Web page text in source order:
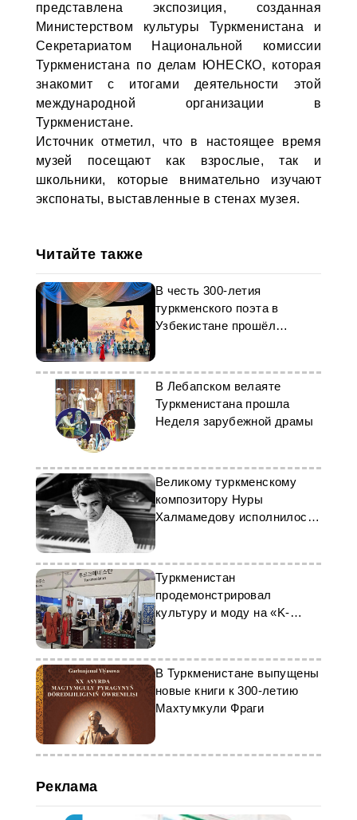
представлена экспозиция, созданная
Министерством культуры Туркменистана и
Секретариатом Национальной комиссии
Туркменистана по делам ЮНЕСКО, которая
знакомит с итогами деятельности этой
международной организации в
Туркменистане.
Источник отметил, что в настоящее время
музей посещают как взрослые, так и
школьники, которые внимательно изучают
экспонаты, выставленные в стенах музея.
Читайте также
В честь 300-летия
туркменского поэта в
Узбекистане прошёл
В Лебапском велаяте
Туркменистана прошла
Неделя зарубежной драмы
Великому туркменскому
композитору Нуры
Халмамедову исполнилось
Туркменистан
продемонстрировал
культуру и моду на «K-
Modest Fashion Show» в
Сеуле
В Туркменистане выпущены
новые книги к 300-летию
Махтумкули Фраги
Реклама